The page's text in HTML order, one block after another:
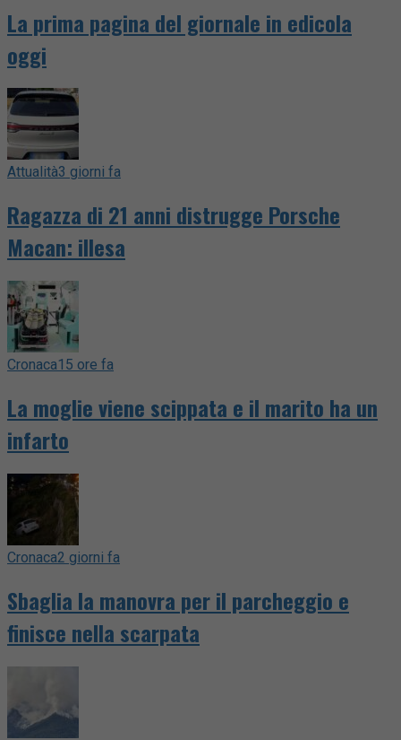
La prima pagina del giornale in edicola
oggi
Attualità3 giorni fa
Ragazza di 21 anni distrugge Porsche
Macan: illesa
Cronaca15 ore fa
La moglie viene scippata e il marito ha un
infarto
Cronaca2 giorni fa
Sbaglia la manovra per il parcheggio e
finisce nella scarpata